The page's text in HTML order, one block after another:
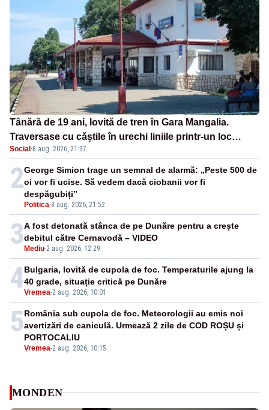
Tânără de 19 ani, lovită de tren în Gara Mangalia.
Traversase cu căștile în urechi liniile printr-un loc
nepermis
Social ·8 aug. 2026, 21:37
2
Politica-8 aug. 2026, 21:52
George Simion trage un semnal de alarmă: „Peste 500 de
oi vor fi ucise. Să vedem dacă ciobanii vor fi
despăgubiți”
3 Mediu-2 aug. 2026, 12:29
A fost detonată stânca de pe Dunăre pentru a crește
debitul către Cernavodă – VIDEO
4Vremea-2 aug. 2026, 10:01
Bulgaria, lovită de cupola de foc. Temperaturile ajung la
40 grade, situație critică pe Dunăre
5
Vremea-2 aug. 2026, 10:15
România sub cupola de foc. Meteorologii au emis noi
avertizări de caniculă. Urmează 2 zile de COD ROȘU și
PORTOCALIU
MONDEN